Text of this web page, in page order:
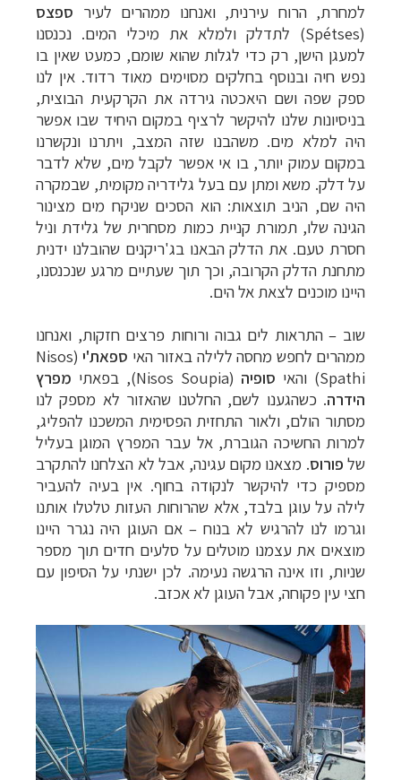
למחרת, הרוח עירנית, ואנחנו ממהרים לעיר ספצס
(
Spétses) לתדלק ולמלא את מיכלי המים. נכנסנו
למעגן הישן, רק כדי לגלות שהוא שומם, כמעט שאין בו
נפש חיה ובנוסף בחלקים מסוימים מאוד רדוד. אין לנו
ספק שפה ושם היאכטה גירדה את הקרקעית הבוצית,
בניסיונות שלנו להיקשר לרציף במקום היחיד שבו אפשר
היה למלא מים. משהבנו שזה המצב, ויתרנו ונקשרנו
במקום עמוק יותר, בו אי אפשר לקבל מים, שלא לדבר
על דלק. משא ומתן עם בעל גלידריה מקומית, שבמקרה
היה שם, הניב תוצאות: הוא הסכים שניקח מים מצינור
הגינה שלו, תמורת קניית כמות מסחרית של גלידת וניל
חסרת טעם. את הדלק הבאנו בג'ריקנים שהובלנו ידנית
מתחנת הדלק הקרובה, וכך תוך שעתיים מרגע שנכנסנו,
היינו מוכנים לצאת אל הים.
שוב – התראות לים גבוה ורוחות פרצים חזקות, ואנחנו
ממהרים לחפש מחסה ללילה באזור האי ספאת'י(
Nisos
Spathi) והאי סופיה (
Nisos Soupia), בפאתי מפרץ
הידרה. כשהגענו לשם, החלטנו שהאזור לא מספק לנו
מסתור הולם, ולאור התחזית הפסימית המשכנו להפליג,
למרות החשיכה הגוברת, אל עבר המפרץ המוגן בעליל
של פורוס. מצאנו מקום עגינה, אבל לא הצלחנו להתקרב
מספיק כדי להיקשר לנקודה בחוף. אין בעיה להעביר
לילה על עוגן בלבד, אלא שהרוחות העזות טלטלו אותנו
וגרמו לנו להרגיש לא בנוח – אם העוגן היה נגרר היינו
מוצאים את עצמנו מוטלים על סלעים חדים תוך מספר
שניות, וזו אינה הרגשה נעימה. לכן ישנתי על הסיפון עם
חצי עין פקוחה, אבל העוגן לא אכזב.